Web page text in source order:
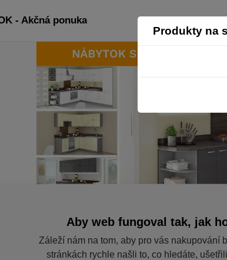
Produkty na
- Akčná ponuka
Aby web fungoval tak, jak
Záleží nám na tom, aby pro vás nakupování
stránkách rychle našli to, co hledáte,